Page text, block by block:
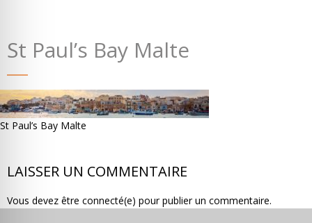
St Paul’s Bay Malte
St Paul’s Bay Malte
LAISSER UN COMMENTAIRE
Vous devez être connecté(e) pour publier un commentaire.